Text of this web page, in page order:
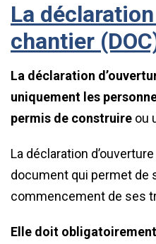
La
chantier
La déclaration
uniquement les
permis de construire ou
La déclaration
document qui permet de
commencement de ses
Elle doit